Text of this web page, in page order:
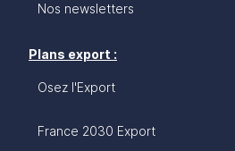
Nos newsletters
Plans export :
Osez l'Export
France 2030 Export